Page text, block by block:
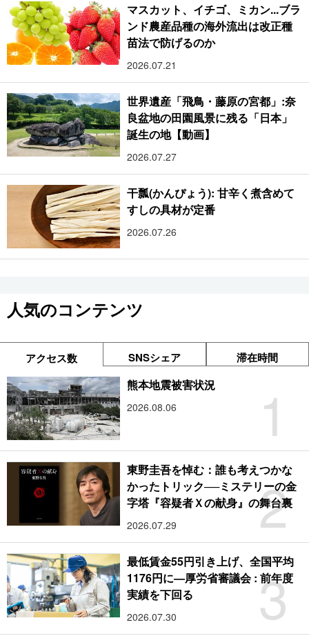
マスカット、イチゴ、ミカン...ブラ
ンド農産品種の海外流出は改正種
苗法で防げるのか
2026.07.21
世界遺産「飛鳥・藤原の宮都」:奈
良盆地の田園風景に残る「日本」
誕生の地【動画】
2026.07.27
干瓢(かんぴょう): 甘辛く煮含めて
すしの具材が定番
2026.07.26
人気のコンテンツ
アクセス数 SNSシェア 滞在時間
1
熊本地震被害状況
2026.08.06
2
東野圭吾を悼む：誰も考えつかな
かったトリック──ミステリーの金
字塔『容疑者Ｘの献身』の舞台裏
2026.07.29
3
最低賃金55円引き上げ、全国平均
1176円に―厚労省審議会 : 前年度
実績を下回る
2026.07.30